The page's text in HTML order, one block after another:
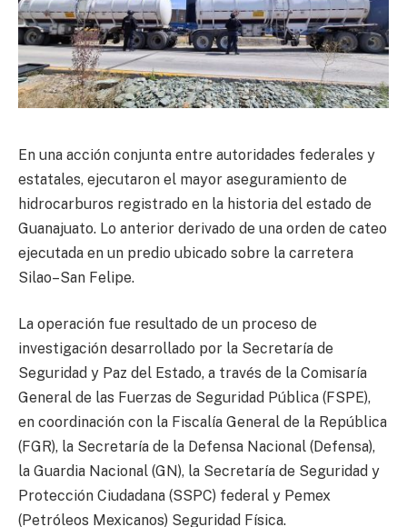
En una acción conjunta entre autoridades federales y
estatales, ejecutaron el mayor aseguramiento de
hidrocarburos registrado en la historia del estado de
Guanajuato. Lo anterior derivado de una orden de cateo
ejecutada en un predio ubicado sobre la carretera
Silao–San Felipe.
La operación fue resultado de un proceso de
investigación desarrollado por la Secretaría de
Seguridad y Paz del Estado, a través de la Comisaría
General de las Fuerzas de Seguridad Pública (FSPE),
en coordinación con la Fiscalía General de la República
(FGR), la Secretaría de la Defensa Nacional (Defensa),
la Guardia Nacional (GN), la Secretaría de Seguridad y
Protección Ciudadana (SSPC) federal y Pemex
(Petróleos Mexicanos) Seguridad Física.